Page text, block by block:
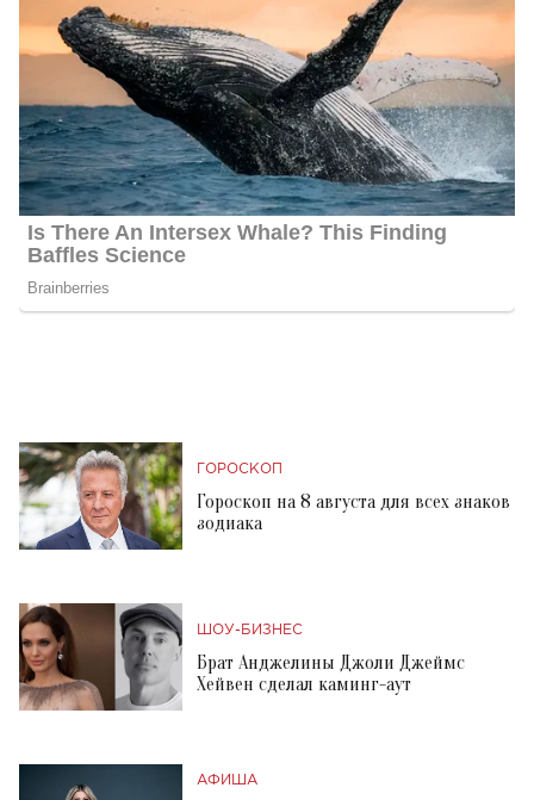
ГОРОСКОП
Гороскоп на 8 августа для всех знаков
зодиака
ШОУ-БИЗНЕС
Брат Анджелины Джоли Джеймс
Хейвен сделал каминг-аут
АФИША